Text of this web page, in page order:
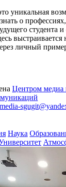
уникальная
о
студента и
выстраивается
личный
Центром
media-
Наука